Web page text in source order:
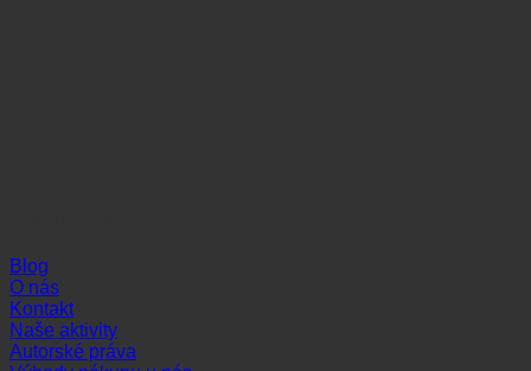
Blog
O nás
Kontakt
Naše aktivity
Autorské práva